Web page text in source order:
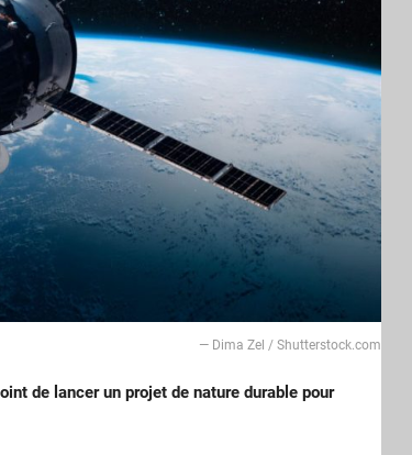
— Dima Zel / Shutterstock.com
de lancer un projet de nature durable pour